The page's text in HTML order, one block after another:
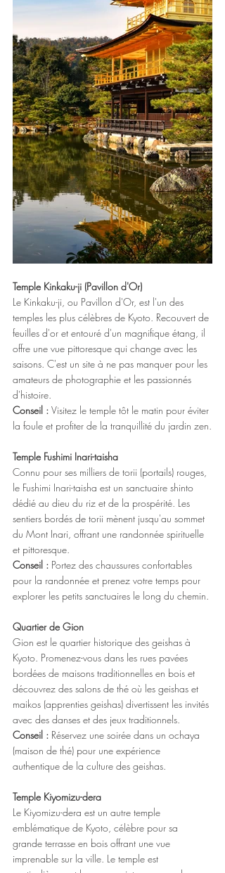
Temple Kinkaku-ji (Pavillon d'Or)
Le Kinkaku-ji, ou Pavillon d'Or, est l'un des
temples les plus célèbres de Kyoto. Recouvert de
feuilles d'or et entouré d'un magnifique étang, il
offre une vue pittoresque qui change avec les
saisons. C'est un site à ne pas manquer pour les
amateurs de photographie et les passionnés
d'histoire.
Conseil : Visitez le temple tôt le matin pour éviter
la foule et profiter de la tranquillité du jardin zen.
Temple Fushimi Inari-taisha
Connu pour ses milliers de torii (portails) rouges,
le Fushimi Inari-taisha est un sanctuaire shinto
dédié au dieu du riz et de la prospérité. Les
sentiers bordés de torii mènent jusqu'au sommet
du Mont Inari, offrant une randonnée spirituelle
et pittoresque.
Conseil : Portez des chaussures confortables
pour la randonnée et prenez votre temps pour
explorer les petits sanctuaires le long du chemin.
Quartier de Gion
Gion est le quartier historique des geishas à
Kyoto. Promenez-vous dans les rues pavées
bordées de maisons traditionnelles en bois et
découvrez des salons de thé où les geishas et
maikos (apprenties geishas) divertissent les invités
avec des danses et des jeux traditionnels.
Conseil : Réservez une soirée dans un ochaya
(maison de thé) pour une expérience
authentique de la culture des geishas.
Temple Kiyomizu-dera
Le Kiyomizu-dera est un autre temple
emblématique de Kyoto, célèbre pour sa
grande terrasse en bois offrant une vue
imprenable sur la ville. Le temple est